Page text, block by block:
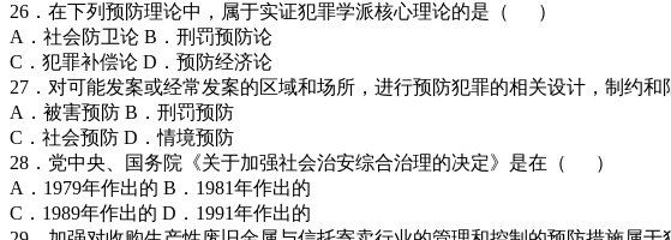
26．在下列预防理论中，属于实证犯罪学派核心理论的是（ ）
A．社会防卫论 B．刑罚预防论
C．犯罪补偿论 D．预防经济论
27．对可能发案或经常发案的区域和场所，进行预防犯罪的相关设计，制约
A．被害预防 B．刑罚预防
C．社会预防 D．情境预防
28．党中央、国务院《关于加强社会治安综合治理的决定》是在（ ）
A．1979年作出的 B．1981年作出的
C．1989年作出的 D．1991年作出的